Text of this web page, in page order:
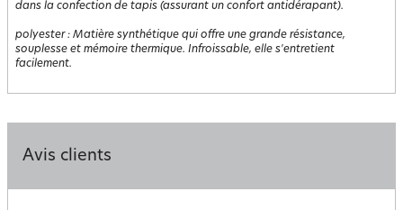
dans la confection de tapis (assurant un confort antidérapant).
polyester: Matière synthétique qui offre une grande résistance,
souplesse et mémoire thermique. Infroissable, elle s'entretient
facilement.
Avis clients